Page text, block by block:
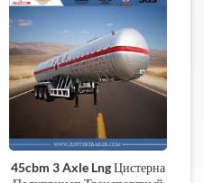
45cbm 3 Axle Lng Цистерна